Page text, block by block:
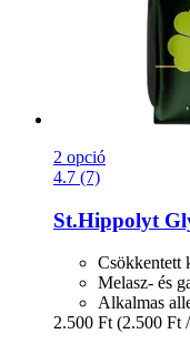
2 opció
4.7 (7)
St.Hippolyt
Csökkentett
Melasz- és
Alkalmas
2.500 Ft (2.500 Ft